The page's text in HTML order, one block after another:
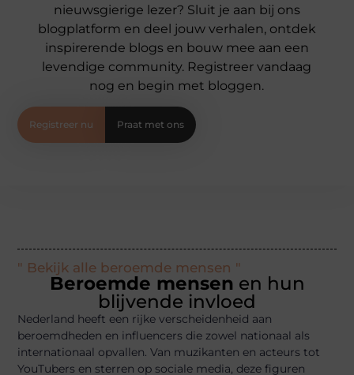
nieuwsgierige lezer? Sluit je aan bij ons
blogplatform en deel jouw verhalen, ontdek
inspirerende blogs en bouw mee aan een
levendige community. Registreer vandaag
nog en begin met bloggen.
Registreer nu Praat met ons
" Bekijk alle beroemde mensen "
Beroemde mensen en hun
blijvende invloed
Nederland heeft een rijke verscheidenheid aan
beroemdheden en influencers die zowel nationaal als
internationaal opvallen. Van muzikanten en acteurs tot
YouTubers en sterren op sociale media, deze figuren